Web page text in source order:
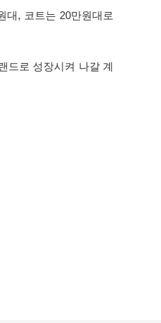
대, 코트는 20만원대로
드로 성장시켜 나갈 계